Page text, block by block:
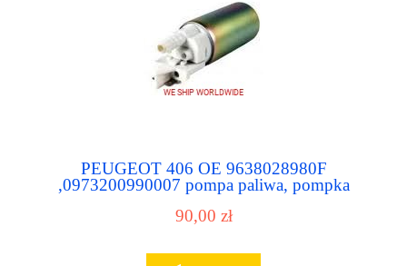
PEUGEOT 406 OE 9638028980F
,0973200990007 pompa paliwa, pompka
90,00 zł